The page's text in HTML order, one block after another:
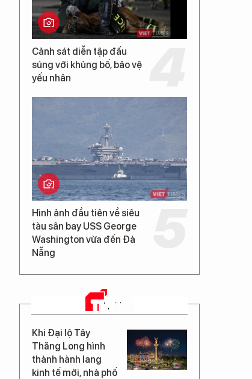
Cảnh sát diễn tập đấu
súng với khủng bố, bảo vệ
yếu nhân
Hình ảnh đầu tiên về siêu
tàu sân bay USS George
Washington vừa đến Đà
Nẵng
TIN MỚI
Khi Đại lộ Tây
Thăng Long hình
thành hành lang
kinh tế mới, nhà phố